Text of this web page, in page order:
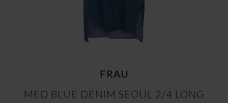
FRAU
MED BLUE DENIM SEOUL 2/4 LONG